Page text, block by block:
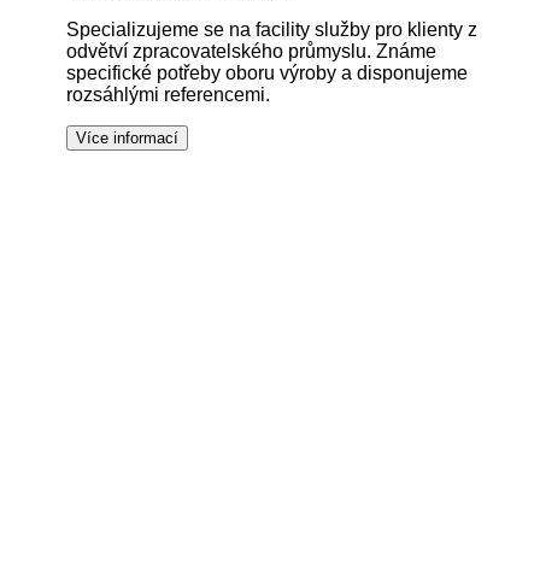
Specializujeme se na facility služby pro klienty z
odvětví zpracovatelského průmyslu. Známe
specifické potřeby oboru výroby a disponujeme
rozsáhlými referencemi.